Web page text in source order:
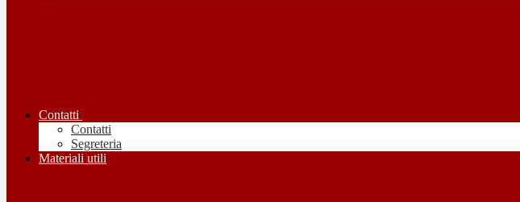
Contatti
Contatti
Segreteria
Materiali utili